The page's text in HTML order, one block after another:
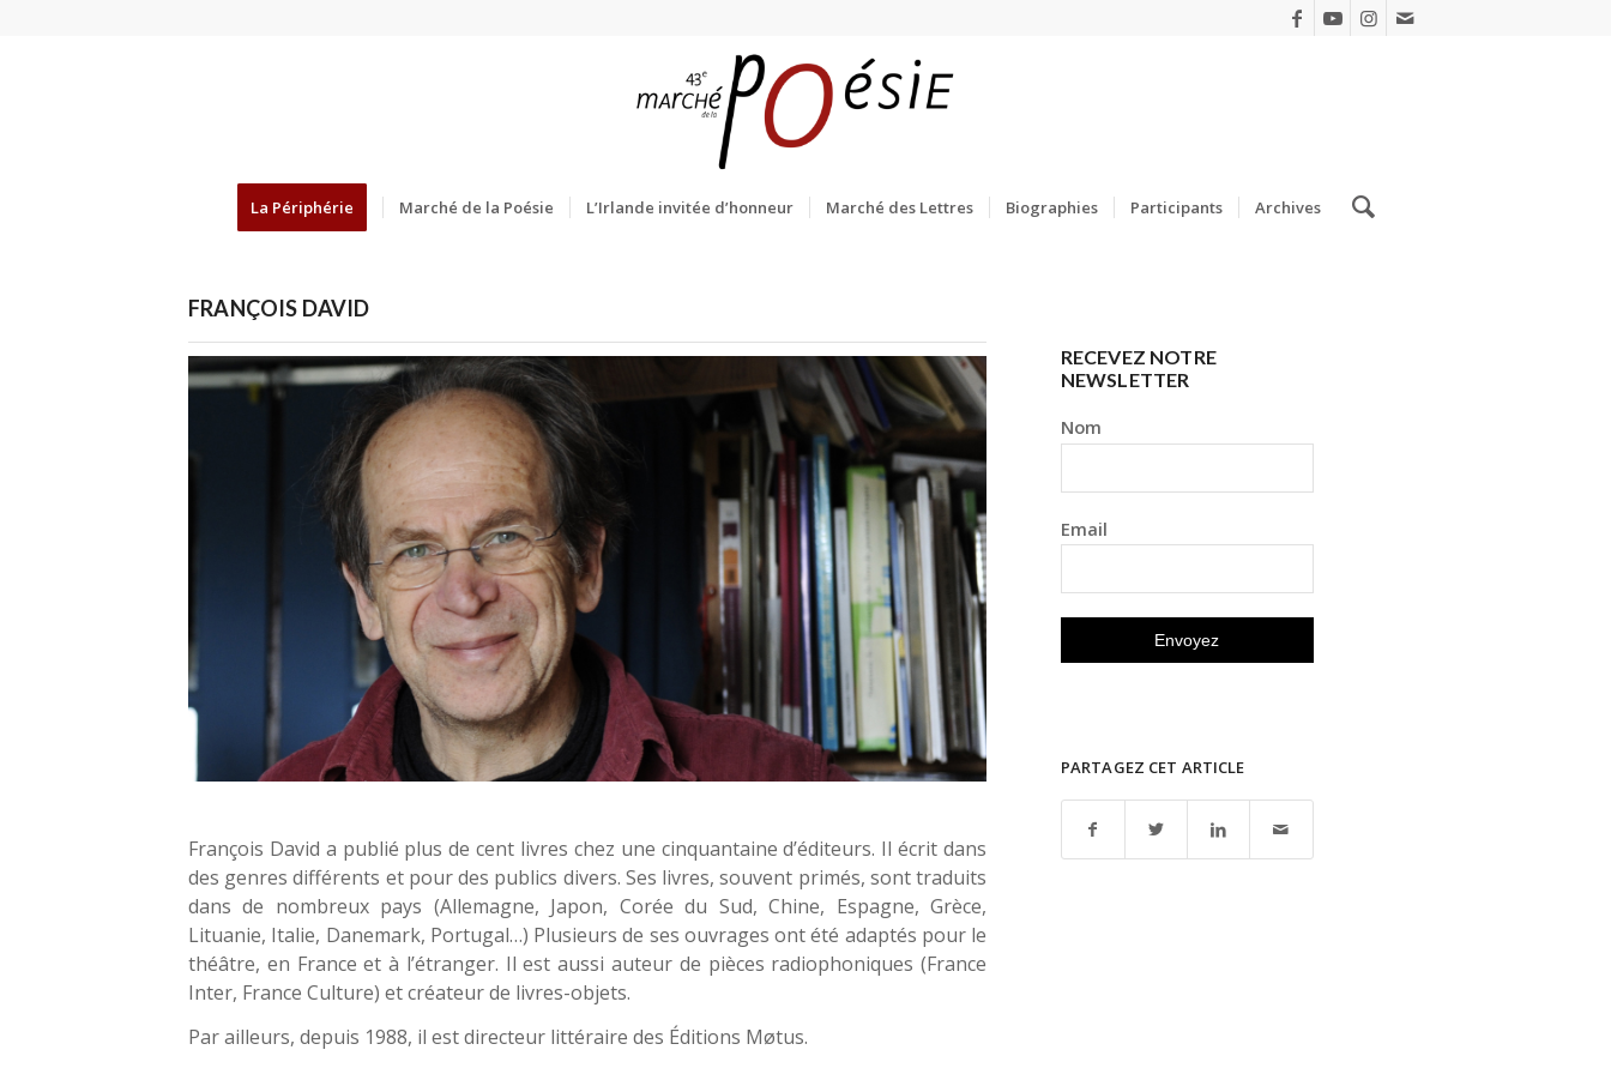
La Périphérie Marché de la Poésie L’Irlande invitée d’honneur Marché des Lettres Biographies Participants Archives
FRANÇOIS DAVID
François David a publié plus de cent livres chez une cinquantaine d’éditeurs. Il écrit dans
des genres différents et pour des publics divers. Ses livres, souvent primés, sont traduits
dans de nombreux pays (Allemagne, Japon, Corée du Sud, Chine, Espagne, Grèce,
Lituanie, Italie, Danemark, Portugal…) Plusieurs de ses ouvrages ont été adaptés pour le
théâtre, en France et à l’étranger. Il est aussi auteur de pièces radiophoniques (France
Inter, France Culture) et créateur de livres-objets.
Par ailleurs, depuis 1988, il est directeur littéraire des Éditions Møtus.
RECEVEZ NOTRE
NEWSLETTER
Nom
Email
PARTAGEZ CET ARTICLE